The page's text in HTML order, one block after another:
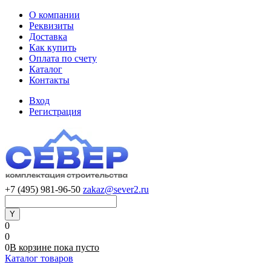
О компании
Реквизиты
Доставка
Как купить
Оплата по счету
Каталог
Контакты
Вход
Регистрация
+7 (495) 981-96-50 zakaz@sever2.ru
0
0
0В корзине пока пусто
Каталог товаров